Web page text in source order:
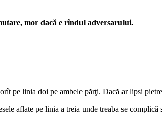
mor dacă e rîndul adversarului.
pe linia doi pe ambele părţi. Dacă ar lipsi
aflate pe linia a treia unde treaba se